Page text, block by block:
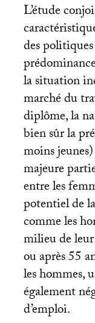
L’étude
des
la situation
marché du
diplôme, la
bien sûr la
moins
majeure
entre les
potentiel de
comme les
milieu de leur
ou après 55
les hommes,
également
d’emploi.